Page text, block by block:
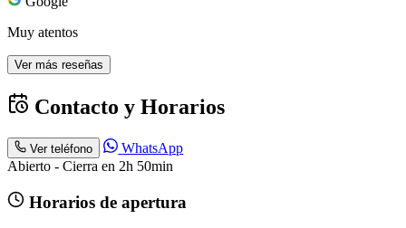
Muy atentos
Ver más reseñas
Contacto y Horarios
Ver teléfono
WhatsApp
Abierto - Cierra en 2h 50min
Horarios de apertura